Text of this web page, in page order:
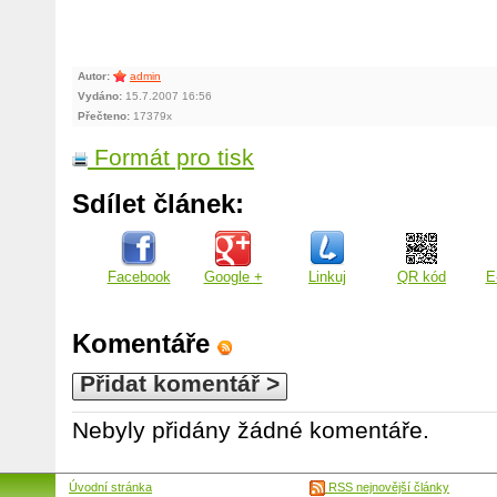
Autor:
admin
Vydáno: 15.7.2007 16:56
Přečteno: 17379x
Formát pro tisk
Sdílet článek:
Facebook Google + Linkuj QR kód
Komentáře
Přidat komentář >
Nebyly přidány žádné komentáře.
Úvodní stránka
RSS nejnovější články